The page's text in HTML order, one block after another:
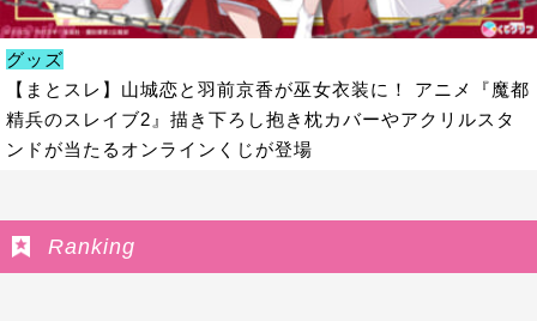
グッズ
【まとスレ】山城恋と羽前京香が巫女衣装に！ アニメ『魔都
精兵のスレイブ2』描き下ろし抱き枕カバーやアクリルスタ
ンドが当たるオンラインくじが登場
Ranking